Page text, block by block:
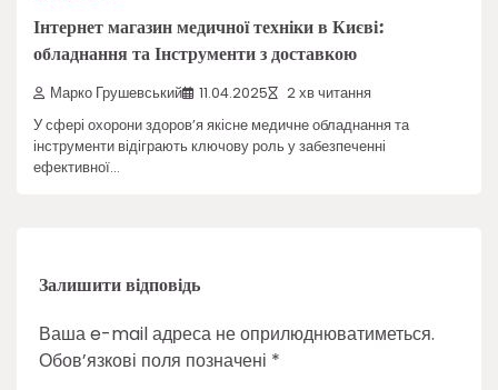
Інтернет магазин медичної техніки в Києві:
обладнання та Інструменти з доставкою
Марко Грушевський 11.04.2025 2 хв читання
У сфері охорони здоров’я якісне медичне обладнання та
інструменти відіграють ключову роль у забезпеченні
ефективної…
Залишити відповідь
Ваша e-mail адреса не оприлюднюватиметься.
Обов’язкові поля позначені *